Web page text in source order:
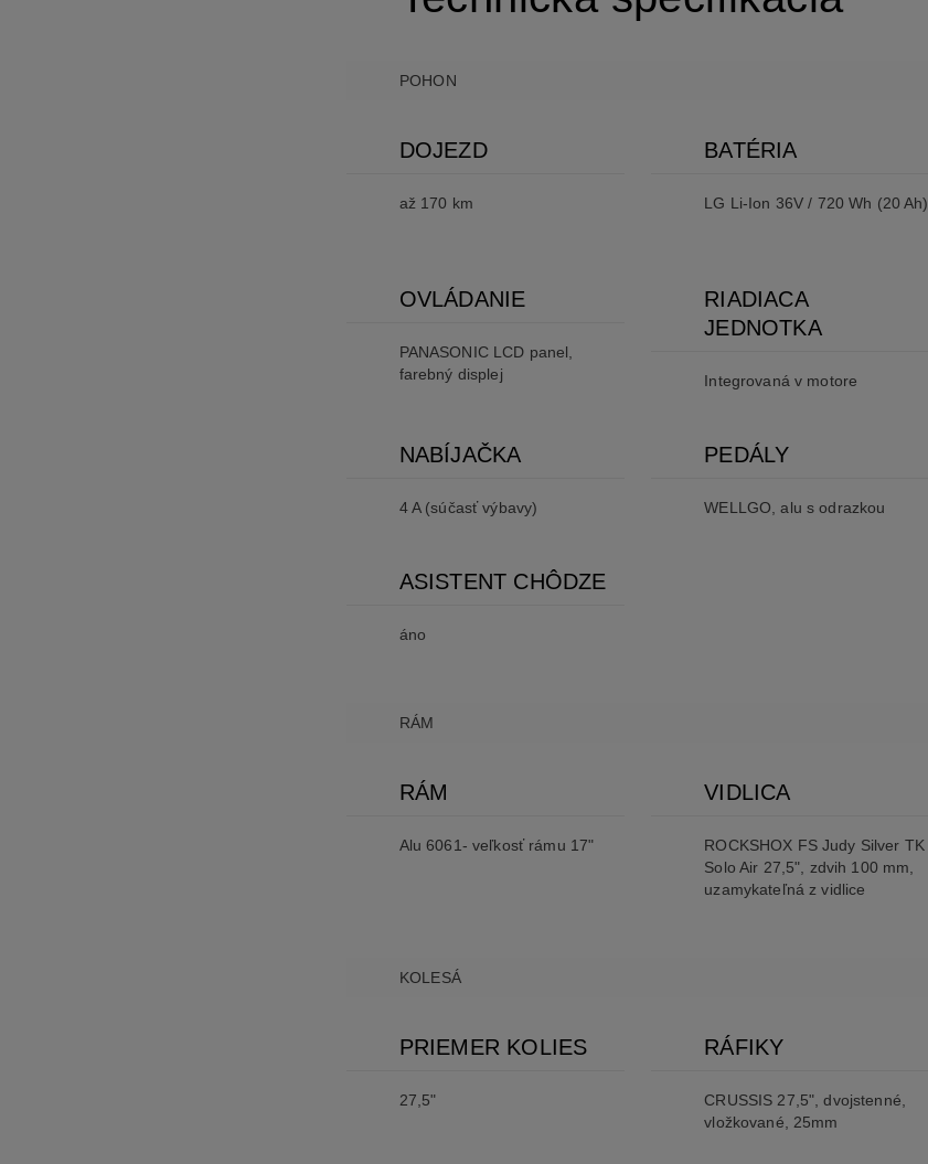
POHON
DOJEZD
až 170 km
BATÉRIA
LG Li-Ion 36V / 720 Wh (20 Ah)
OVLÁDANIE
PANASONIC LCD panel,
farebný displej
RIADIACA
JEDNOTKA
Integrovaná v motore
NABÍJAČKA
4 A (súčasť výbavy)
PEDÁLY
WELLGO, alu s odrazkou
ASISTENT CHÔDZE
áno
RÁM
RÁM
Alu 6061- veľkosť rámu 17"
VIDLICA
ROCKSHOX FS Judy Silver TK
Solo Air 27,5", zdvih 100 mm,
uzamykateľná z vidlice
KOLESÁ
PRIEMER KOLIES
27,5"
RÁFIKY
CRUSSIS 27,5", dvojstenné,
vložkované, 25mm